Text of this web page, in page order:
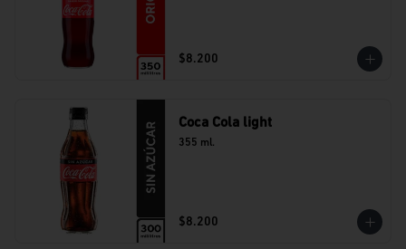
$8.200
Coca Cola light
355 ml.
$8.200